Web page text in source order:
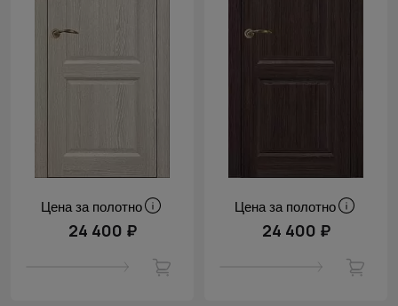
Цена за полотно
24 400 ₽
Цена за полотно
24 400 ₽